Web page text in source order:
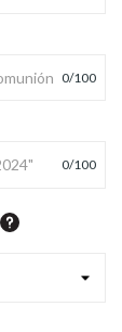
0/100
0/100